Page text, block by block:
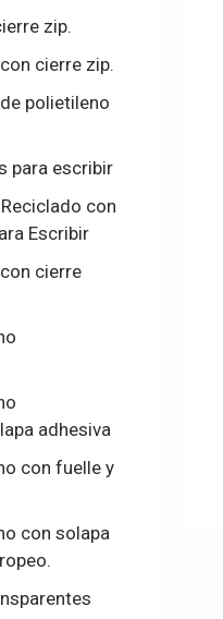
zip.
cierre zip.
polietileno
para escribir
con
Escribir
cierre
adhesiva
con fuelle y
con solapa